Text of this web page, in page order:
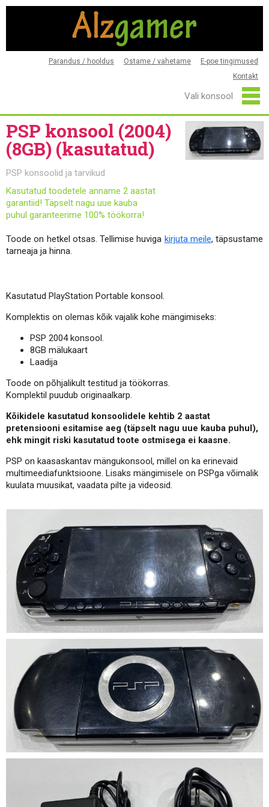
Parandus / hooldus Ostame / vahetame
E-poe tingimused
Kontakt
PSP konsool (2004)
(8GB) (kasutatud)
PSP konsoolid ja tarvikud
Kasutatud toodetele anname 2 aastat
garantiid! Täpselt nagu uue kauba
puhul garanteerime 100% töökorra!
Toode on hetkel otsas. Tellimise huviga kirjuta meile, täpsustame
tarneaja ja hinna.
Kasutatud PlayStation Portable konsool.
Komplektis on olemas kõik vajalik kohe mängimiseks:
PSP 2004 konsool.
8GB mälukaart
Laadija
Toode on põhjalikult testitud ja töökorras.
Komplektil puudub originaalkarp.
Kõikidele kasutatud konsoolidele kehtib 2 aastat
pretensiooni esitamise aeg (täpselt nagu uue kauba puhul),
ehk mingit riski kasutatud toote ostmisega ei kaasne.
PSP on kaasaskantav mängukonsool, millel on ka erinevaid
multimeediafunktsioone. Lisaks mängimisele on PSPga võimalik
kuulata muusikat, vaadata pilte ja videosid.